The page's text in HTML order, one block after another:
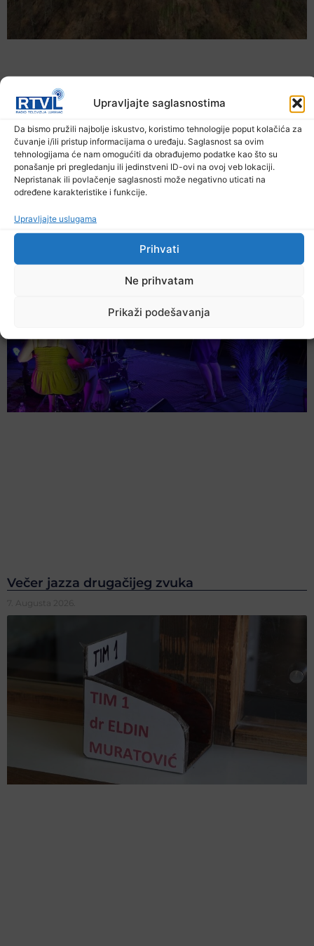
Upravljajte saglasnostima
Da bismo pružili najbolje iskustvo, koristimo tehnologije poput kolačića za
čuvanje i/ili pristup informacijama o uređaju. Saglasnost sa ovim
tehnologijama će nam omogućiti da obrađujemo podatke kao što su
ponašanje pri pregledanju ili jedinstveni ID-ovi na ovoj veb lokaciji.
Nepristanak ili povlačenje saglasnosti može negativno uticati na
određene karakteristike i funkcije.
Upravljajte uslugama
Prihvati
Ne prihvatam
Prikaži podešavanja
7. Augusta 2026.
Večer jazza drugačijeg zvuka
7. Augusta 2026.